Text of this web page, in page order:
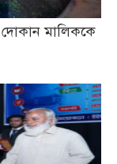
দোকান মালিককে